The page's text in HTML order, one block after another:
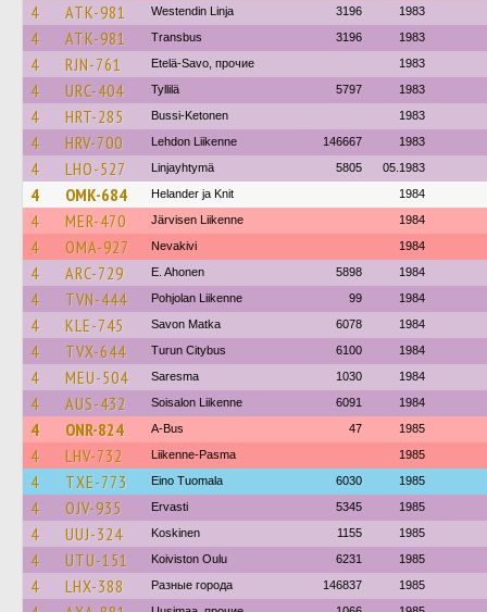
4 ATK-981 Westendin Linja 3196 1983
4 ATK-981 Transbus 3196 1983
4 RJN-761 Etelä-Savo, прочие 1983
4 URC-404 Tyllilä 5797 1983
4 HRT-285 Bussi-Ketonen 1983
4 HRV-700 Lehdon Liikenne 146667 1983
4 LHO-527 Linjayhtymä 5805 05.1983
4 OMK-684 Helander ja Knit 1984
4 MER-470 Järvisen Liikenne 1984
4 OMA-927 Nevakivi 1984
4 ARC-729 E. Ahonen 5898 1984
4 TVN-444 Pohjolan Liikenne 99 1984
4 KLE-745 Savon Matka 6078 1984
4 TVX-644 Turun Citybus 6100 1984
4 MEU-504 Saresma 1030 1984
4 AUS-432 Soisalon Liikenne 6091 1984
4 ONR-824 A-Bus 47 1985
4 LHV-732 Liikenne-Pasma 1985
4 TXE-773 Eino Tuomala 6030 1985
4 OJV-935 Ervasti 5345 1985
4 UUJ-324 Koskinen 1155 1985
4 UTU-151 Koiviston Oulu 6231 1985
4 LHX-388 Разные города 146837 1985